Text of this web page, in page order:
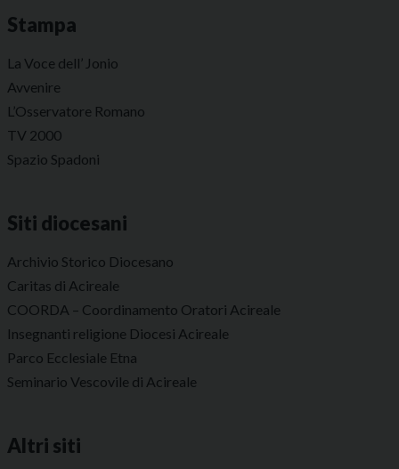
Stampa
La Voce dell’ Jonio
Avvenire
L’Osservatore Romano
TV 2000
Spazio Spadoni
Siti diocesani
Archivio Storico Diocesano
Caritas di Acireale
COORDA – Coordinamento Oratori Acireale
Insegnanti religione Diocesi Acireale
Parco Ecclesiale Etna
Seminario Vescovile di Acireale
Altri siti